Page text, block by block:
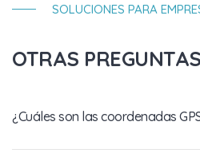
SOLUCIONES PARA
OTRAS
¿Cuáles son las coordenadas